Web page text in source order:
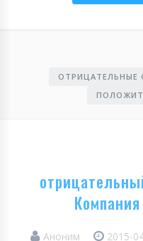
ОТРИЦАТЕЛЬНЫЕ
Аноним 2015-